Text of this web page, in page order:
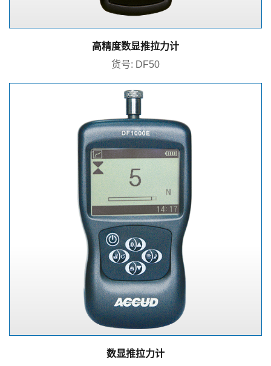
高精度数显推拉力计
货号: DF50
数显推拉力计